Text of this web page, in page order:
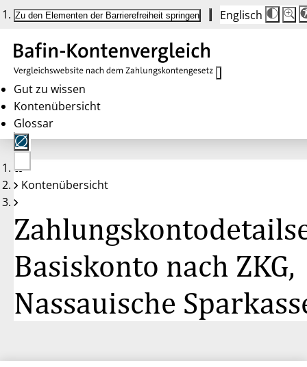
Zu den Elementen der Barrierefreiheit springen Englisch
Die
auf
100
100
Gut zu wissen
Kontenübersicht
Glossar
Keine
Konten
Kontenübersicht
Basiskonto nach ZKG,
Nassauische